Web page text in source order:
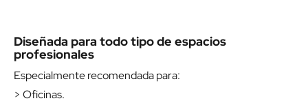
Diseñada para todo tipo de espacios
profesionales
Especialmente recomendada para:
> Oficinas.